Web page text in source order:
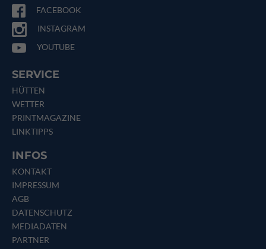
FACEBOOK
INSTAGRAM
YOUTUBE
SERVICE
HÜTTEN
WETTER
PRINTMAGAZINE
LINKTIPPS
INFOS
KONTAKT
IMPRESSUM
AGB
DATENSCHUTZ
MEDIADATEN
PARTNER